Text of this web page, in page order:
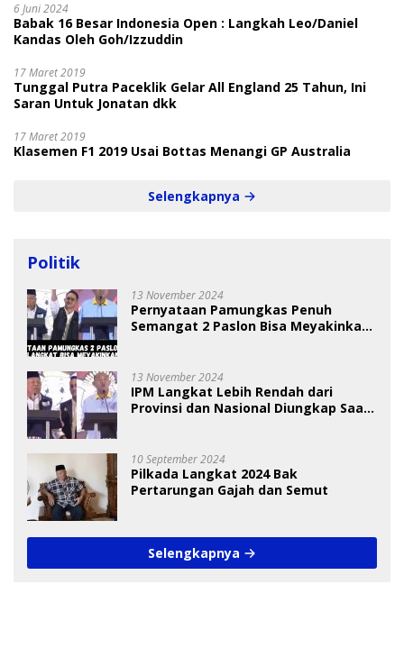
6 Juni 2024
Babak 16 Besar Indonesia Open : Langkah Leo/Daniel
Kandas Oleh Goh/Izzuddin
17 Maret 2019
Tunggal Putra Paceklik Gelar All England 25 Tahun, Ini
Saran Untuk Jonatan dkk
17 Maret 2019
Klasemen F1 2019 Usai Bottas Menangi GP Australia
Selengkapnya
Politik
13 November 2024
Pernyataan Pamungkas Penuh
Semangat 2 Paslon Bisa Meyakinkan
13 November 2024
IPM Langkat Lebih Rendah dari
Provinsi dan Nasional Diungkap Saat
10 September 2024
Pilkada Langkat 2024 Bak
Pertarungan Gajah dan Semut
Selengkapnya